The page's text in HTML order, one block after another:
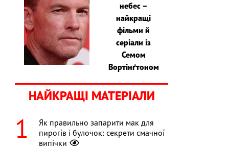
небес –
найкращі
фільми й
серіали із
Семом
Вортінґтоном
НАЙКРАЩІ МАТЕРІАЛИ
Як правильно запарити мак для
пирогів і булочок: секрети смачної
випічки